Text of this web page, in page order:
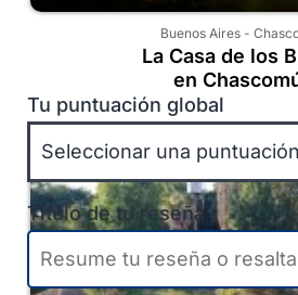
Buenos Aires-
La Casa de los
en
Tu puntuación global
Título de tu reseña